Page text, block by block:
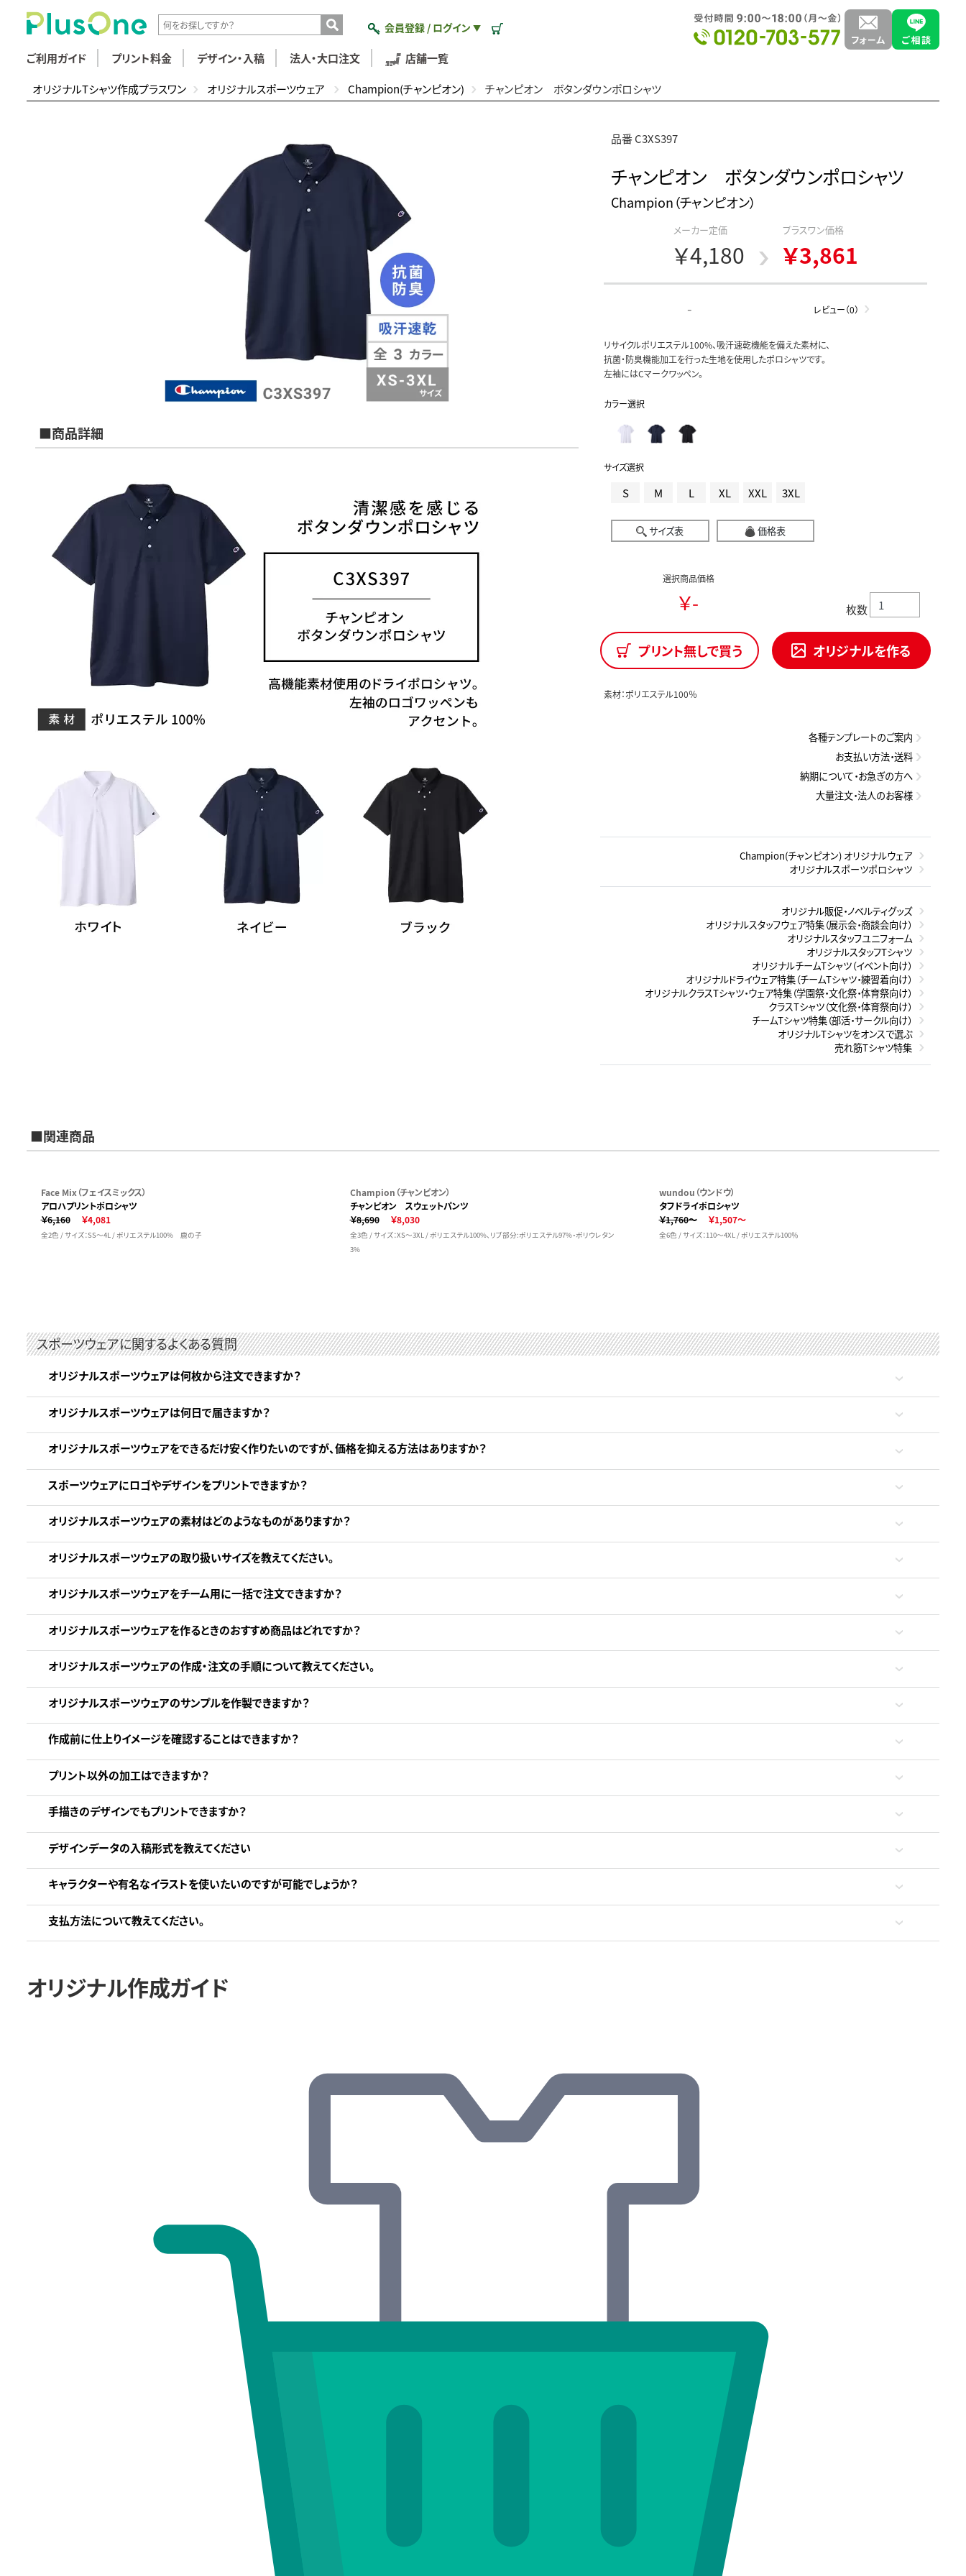
会員登録 / ログイン ▼
ご利用ガイド プリント料金 デザイン・入稿 法人・大口注文 店舗一覧
オリジナルTシャツ作成プラスワン オリジナルスポーツウェア Champion(チャンピオン) チャンピオン ボタンダウンポロシャツ
■商品詳細
品番 C3XS397
チャンピオン ボタンダウンポロシャツ
Champion（チャンピオン）
メーカー定価
￥4,180
プラスワン価格
￥3,861
- レビュー（0）
リサイクルポリエステル100%、吸汗速乾機能を備えた素材に、
抗菌・防臭機能加工を行った生地を使用したポロシャツです。
左袖にはCマークワッペン。
カラー選択
サイズ選択
S M L XL XXL 3XL
サイズ表 価格表
選択商品価格
￥- 枚数
プリント無しで買う オリジナルを作る
素材：ポリエステル100％
各種テンプレートのご案内
お支払い方法・送料
納期について・お急ぎの方へ
大量注文・法人のお客様
Champion(チャンピオン) オリジナルウェア
オリジナルスポーツポロシャツ
オリジナル販促・ノベルティグッズ
オリジナルスタッフウェア特集（展示会・商談会向け）
オリジナルスタッフユニフォーム
オリジナルスタッフTシャツ
オリジナルチームTシャツ（イベント向け）
オリジナルドライウェア特集（チームTシャツ・練習着向け）
オリジナルクラスTシャツ・ウェア特集（学園祭・文化祭・体育祭向け）
クラスTシャツ（文化祭・体育祭向け）
チームTシャツ特集（部活・サークル向け）
オリジナルTシャツをオンスで選ぶ
売れ筋Tシャツ特集
■関連商品
Face Mix（フェイスミックス）
アロハプリントポロシャツ
￥6,160
￥4,081
全2色 / サイズ：SS～4L / ポリエステル100% 鹿の子
Champion（チャンピオン）
チャンピオン スウェットパンツ
￥8,690
￥8,030
全3色 / サイズ：XS～3XL / ポリエステル100%、リブ部分:ポリエステル97%・ポリウレタン
3%
wundou（ウンドウ）
タフドライポロシャツ
￥1,760～
￥1,507～
全6色 / サイズ：110～4XL / ポリエステル100％
スポーツウェアに関するよくある質問
オリジナルスポーツウェアは何枚から注文できますか？
オリジナルスポーツウェアは何日で届きますか？
オリジナルスポーツウェアをできるだけ安く作りたいのですが、価格を抑える方法はありますか？
スポーツウェアにロゴやデザインをプリントできますか？
オリジナルスポーツウェアの素材はどのようなものがありますか？
オリジナルスポーツウェアの取り扱いサイズを教えてください。
オリジナルスポーツウェアをチーム用に一括で注文できますか？
オリジナルスポーツウェアを作るときのおすすめ商品はどれですか？
オリジナルスポーツウェアの作成・注文の手順について教えてください。
オリジナルスポーツウェアのサンプルを作製できますか？
作成前に仕上りイメージを確認することはできますか？
プリント以外の加工はできますか？
手描きのデザインでもプリントできますか？
デザインデータの入稿形式を教えてください
キャラクターや有名なイラストを使いたいのですが可能でしょうか？
支払方法について教えてください。
オリジナル作成ガイド